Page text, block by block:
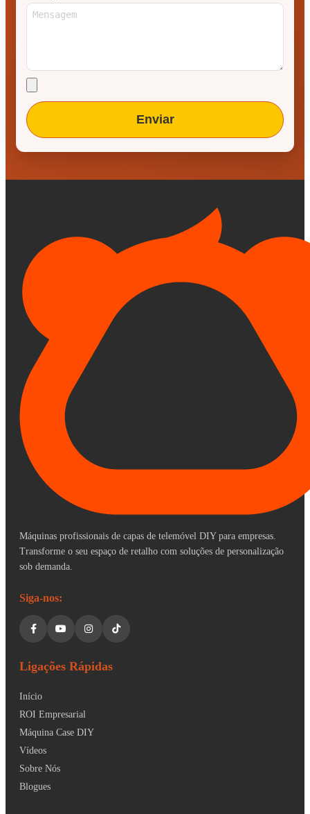
Enviar
Máquinas profissionais de capas de telemóvel DIY para empresas.
Transforme o seu espaço de retalho com soluções de personalização
sob demanda.
Siga-nos:
Ligações Rápidas
Início
ROI Empresarial
Máquina Case DIY
Vídeos
Sobre Nós
Blogues